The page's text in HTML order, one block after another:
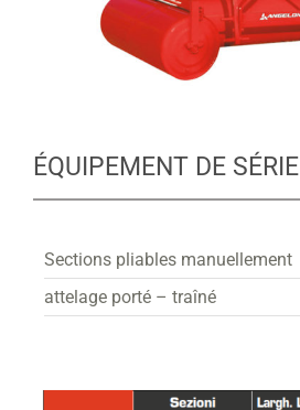
ÉQUIPEMENT DE SÉRIE
Sections pliables manuellement
attelage porté – traîné